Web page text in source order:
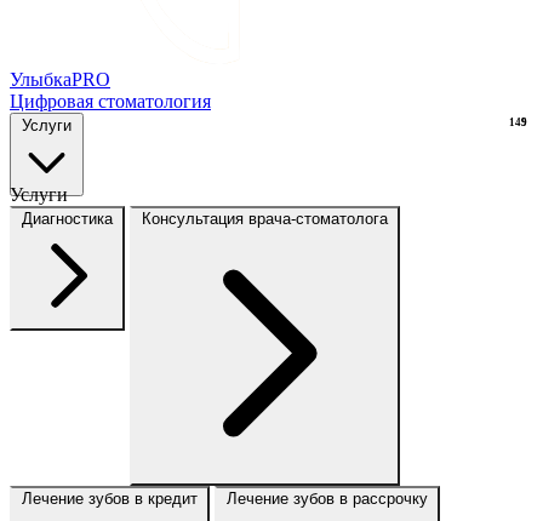
УлыбкаPRO
Цифровая стоматология
Услуги
Услуги
Диагностика Консультация врача-стоматолога
Лечение зубов в кредит Лечение зубов в рассрочку
9
149